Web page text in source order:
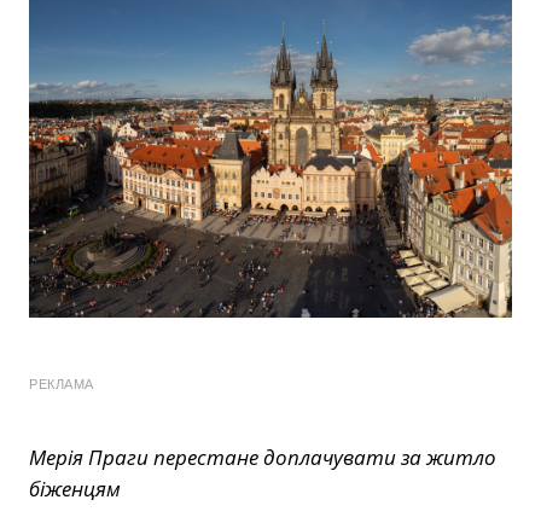
РЕКЛАМА
Мерія Праги перестане доплачувати за житло
біженцям